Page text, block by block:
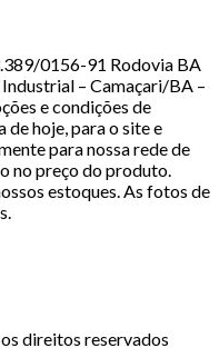
0156-91 Rodovia BA
– Camaçari/BA –
e condições de
de hoje, para o site e
para nossa rede de
no preço do produto.
estoques. As fotos de
direitos reservados